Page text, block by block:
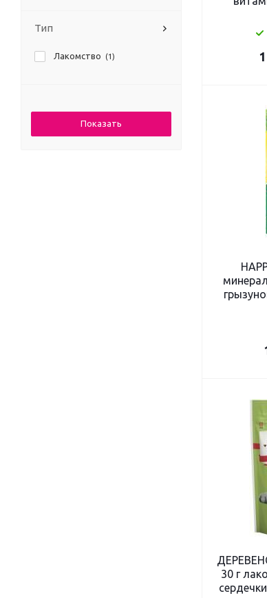
30 г
Тип
Лакомство (1)